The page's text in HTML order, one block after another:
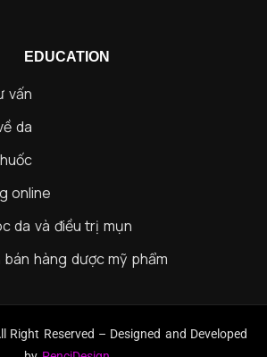
EDUCATION
vấn
da
online
da và điều trị mụn
hàng dược mỹ phẩm
Right Reserved – Designed and Developed